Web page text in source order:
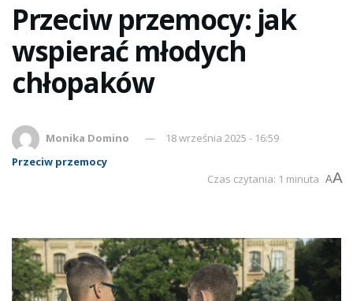
Przeciw przemocy: jak
wspierać młodych
chłopaków
Monika Domino
18 września 2025 - 16:59
Przeciw przemocy
Czas czytania: 1 minuta AA